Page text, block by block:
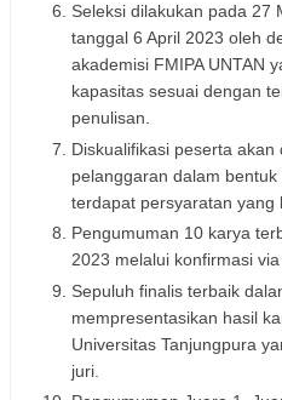
Seleksi dilakukan pada 27
tanggal 6 April 2023 oleh
akademisi FMIPA UNTAN
kapasitas sesuai dengan
penulisan.
Diskualifikasi peserta
pelanggaran dalam
terdapat persyaratan yang
Pengumuman 10 karya
2023 melalui konfirmasi
Sepuluh finalis terbaik
mempresentasikan hasil
Universitas Tanjungpura
juri.